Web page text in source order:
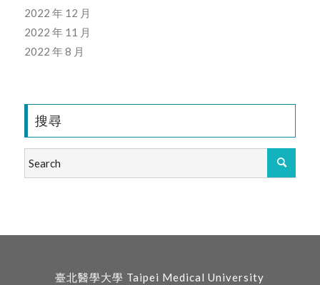
2022 年 12 月
2022 年 11 月
2022 年 8 月
搜尋
臺北醫學大學 Taipei Medical University